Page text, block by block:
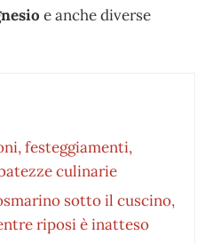
e anche diverse
festeggiamenti,
culinarie
sotto il cuscino,
riposi è inatteso